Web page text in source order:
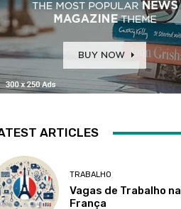
ARTICLES
TRABALHO
Vagas de Trabalho na
França